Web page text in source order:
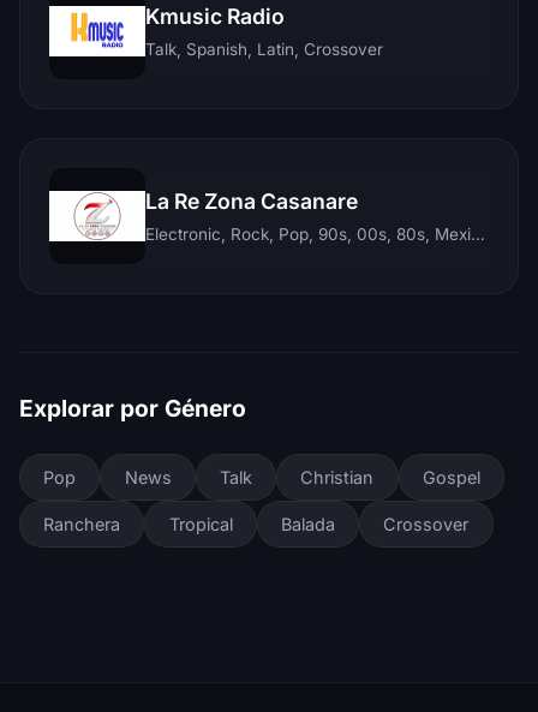
Kmusic Radio
Talk, Spanish, Latin, Crossover
La Re Zona Casanare
Electronic, Rock, Pop, 90s, 00s, 80s, Mexican, Ranchera, Reggaeton, Instrumental, Salsa, Merengue, Tropical, Romantic, Vallenato, Llanera
Explorar por Género
Pop News Talk Christian Gospel
Ranchera Tropical Balada Crossover